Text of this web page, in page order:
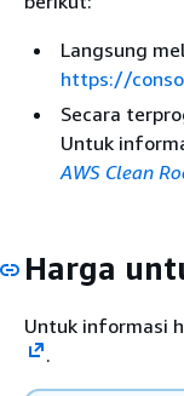
Langsung
https://
Secara
Untuk
AWS Clean
Harga
Untuk informasi
.